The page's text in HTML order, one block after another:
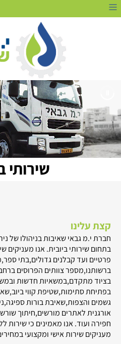
שירותי
קצת עלינו
בתחום שירותי ביובית. אנו מעניקים
פרטיים ועד קבלנים גדולים,בתי
ברשותנו,מספר צוותים הפרוסים
בציוד מתקדם,במשאיות חדשות
בפתיחת סתימות,שטיפת קווי
גשמים והצפות,שאיבת בורות
אורגנית לאתרים מורשים,חיתוך
חפירה ועוד. אנו מאמינים כי שירות
מעניקים שירות אישי ומקצועי במחירים